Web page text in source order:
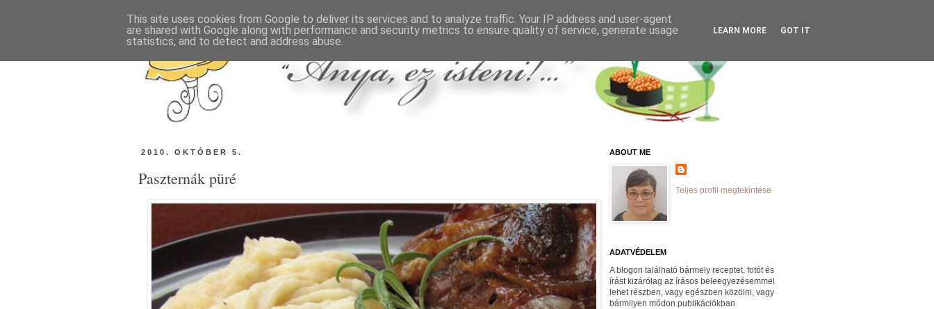
2010. OKTÓBER 5.
Paszternák püré
ABOUT ME
Teljes profil megtekintése
ADATVÉDELEM
A blogon található bármely receptet, fotót és
írást kizárólag az írásos beleegyezésemmel
lehet részben, vagy egészben közölni, vagy
bármilyen módon publikációkban
This site uses cookies from Google to deliver its services and to analyze traffic. Your IP address and user-agent
are shared with Google along with performance and security metrics to ensure quality of service, generate usage
statistics, and to detect and address abuse.
LEARN MORE GOT IT